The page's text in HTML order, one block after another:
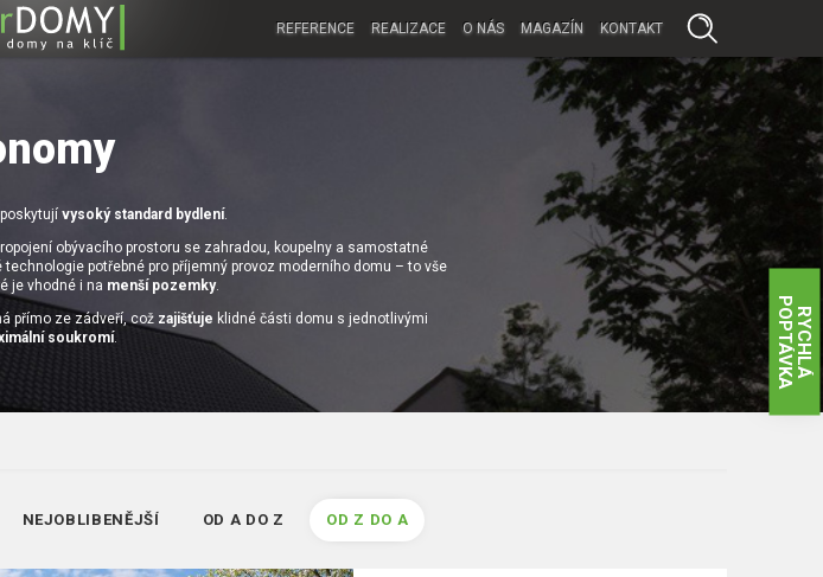
KONTAKT
MAGAZÍN
O NÁS
REALIZACE
REFERENCE
vysoký standard bydlení.
obývacího prostoru se zahradou, koupelny a samostatné
potřebné pro příjemný provoz moderního domu – to vše
je vhodné i na menší pozemky.
přímo ze zádveří, což zajišťuje klidné části domu s jednotlivými
soukromí.
NEJOBLIBENĚJŠÍ OD A DO Z OD Z DO A
R
Y
C
H
L
Á
PO
P
T
Á
V
K
A